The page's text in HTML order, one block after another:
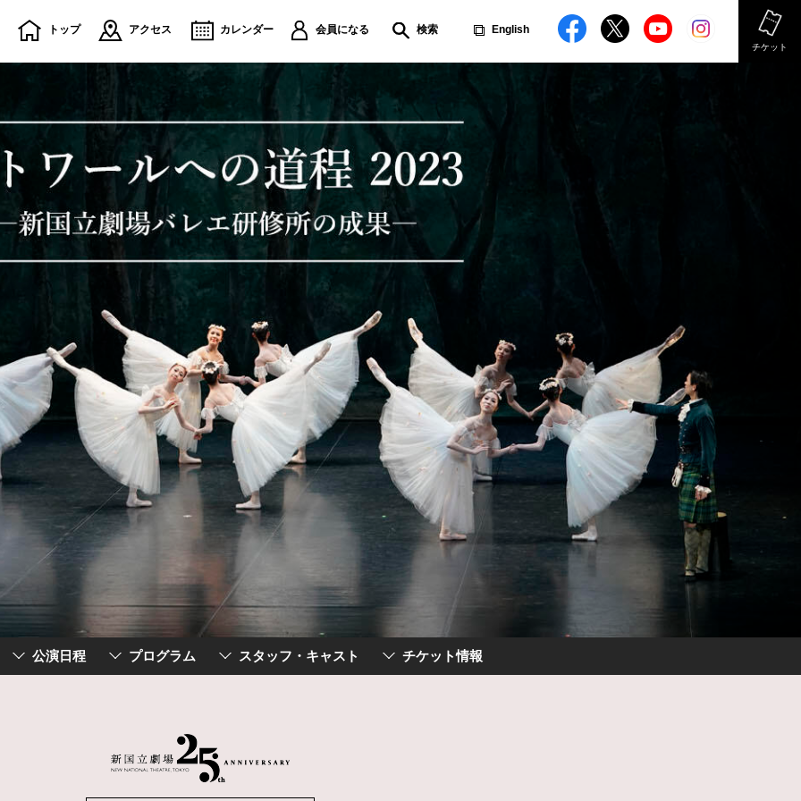
トップ アクセス カレンダー 会員になる 検索 English
チケット
公演日程 プログラム スタッフ・キャスト チケット情報